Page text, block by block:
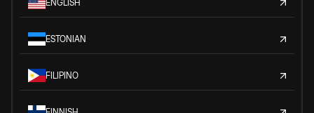
ENGLISH
ESTONIAN
FILIPINO